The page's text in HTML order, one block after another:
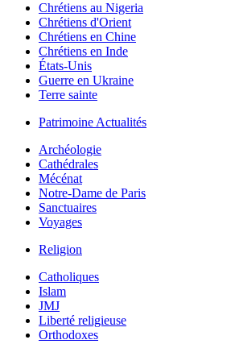
Chrétiens au Nigeria
Chrétiens d'Orient
Chrétiens en Chine
Chrétiens en Inde
États-Unis
Guerre en Ukraine
Terre sainte
Patrimoine Actualités
Archéologie
Cathédrales
Mécénat
Notre-Dame de Paris
Sanctuaires
Voyages
Religion
Catholiques
Islam
JMJ
Liberté religieuse
Orthodoxes